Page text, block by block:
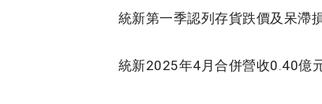
統新第一季認列存貨跌價及呆滯
統新2025年4月合併營收0.40億